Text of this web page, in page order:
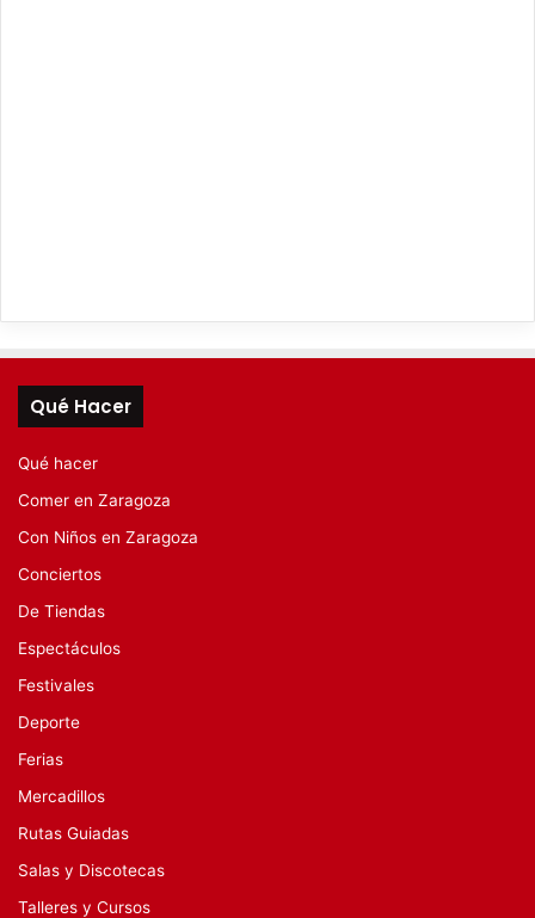
Qué Hacer
Qué hacer
Comer en Zaragoza
Con Niños en Zaragoza
Conciertos
De Tiendas
Espectáculos
Festivales
Deporte
Ferias
Mercadillos
Rutas Guiadas
Salas y Discotecas
Talleres y Cursos